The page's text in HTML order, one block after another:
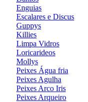
Enguias
Escalares e Discus
Guppys
Killies
Limpa Vidros
Loricarideos
Mollys
Peixes Água fria
Peixes Agulha
Peixes Arco Iris
Peixes Arqueiro